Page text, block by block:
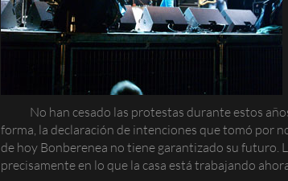
No han cesado las protestas durante estos
forma, la declaración de intenciones que tomó por
de hoy Bonberenea no tiene garantizado su futuro.
precisamente en lo que la casa está trabajando